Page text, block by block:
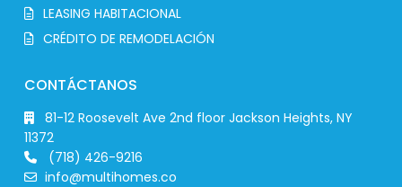
LEASING HABITACIONAL
CRÉDITO DE REMODELACIÓN
CONTÁCTANOS
81-12 Roosevelt Ave 2nd floor Jackson Heights, NY
11372
(718) 426-9216
info@multihomes.co